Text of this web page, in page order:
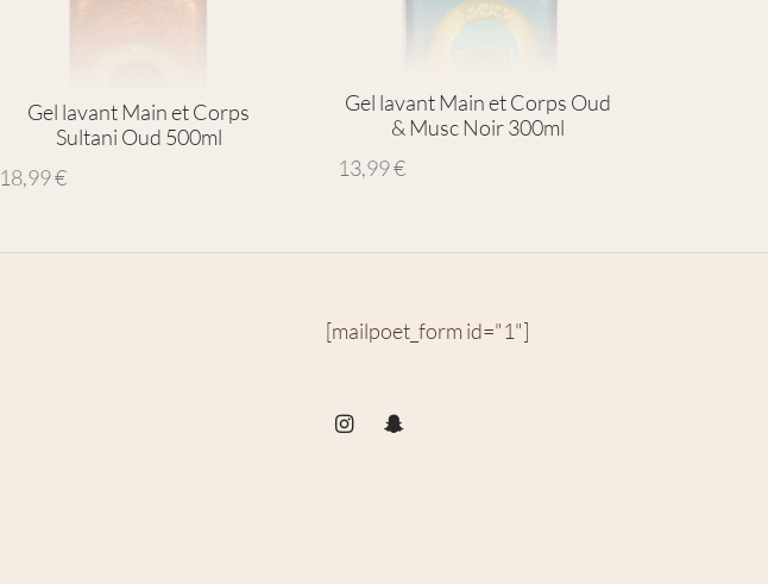
Gel lavant Main et Corps
Sultani Oud 500ml
18,99€
Gel lavant Main et Corps Oud
& Musc Noir 300ml
13,99€
[mailpoet_form id="1"]